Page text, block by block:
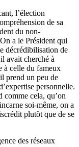
l’élection
de sa
du non-
a le Président qui
décrédibilisation de
avait cherché à
à celle du fameux
prend un peu de
personnelle.
comme cela, qu’on
soi-même, on a
plutôt que de se
des réseaux